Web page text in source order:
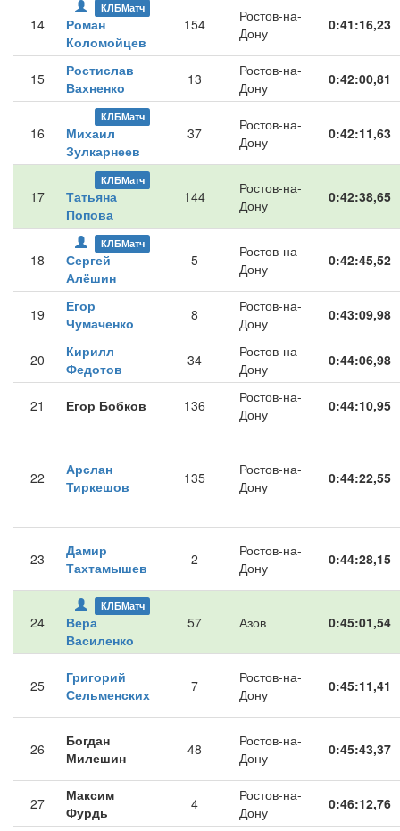
14
КЛБМатч
Роман
Коломойцев
154
Ростов-на-
Дону
0:41:16,23
15
Ростислав
Вахненко
13
Ростов-на-
Дону
0:42:00,81
16
КЛБМатч
Михаил
Зулкарнеев
37
Ростов-на-
Дону
0:42:11,63
17
КЛБМатч
Татьяна
Попова
144
Ростов-на-
Дону
0:42:38,65
18
КЛБМатч
Сергей
Алёшин
5
Ростов-на-
Дону
0:42:45,52
19
Егор
Чумаченко
8
Ростов-на-
Дону
0:43:09,98
20
Кирилл
Федотов
34
Ростов-на-
Дону
0:44:06,98
21 Егор Бобков 136
Ростов-на-
Дону
0:44:10,95
22
Арслан
Тиркешов
135
Ростов-на-
Дону
0:44:22,55
23
Дамир
Тахтамышев
2
Ростов-на-
Дону
0:44:28,15
24
КЛБМатч
Вера
Василенко
57 Азов 0:45:01,54
25
Григорий
Сельменских
7
Ростов-на-
Дону
0:45:11,41
26
Богдан
Милешин
48
Ростов-на-
Дону
0:45:43,37
27
Максим
Фурдь
4
Ростов-на-
Дону
0:46:12,76